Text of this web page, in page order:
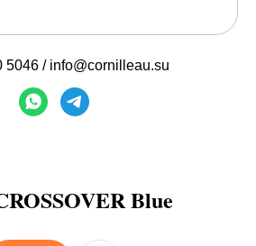
5046 / info@cornilleau.su
Blue